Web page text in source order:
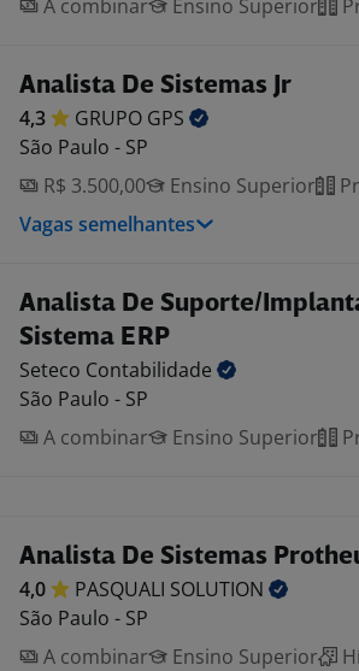
A combinar
Ensino Superior
Analista De Sistemas Jr
4,3 GRUPO GPS
São Paulo - SP
R$ 3.500,00
Ensino Superior
Vagas semelhantes
Analista De Suporte/
Sistema ERP
Seteco Contabilidade
São Paulo - SP
A combinar
Ensino Superior
Analista De Sistemas
4,0 PASQUALI SOLUTION
São Paulo - SP
A combinar
Ensino Superior